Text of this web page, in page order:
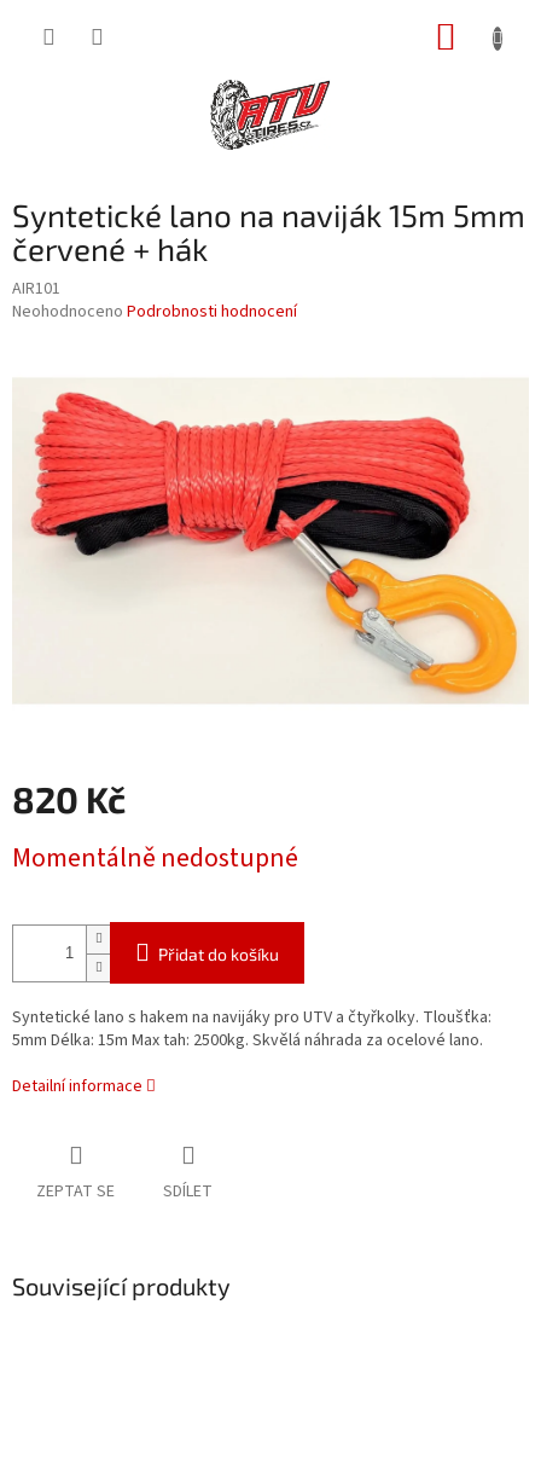
Syntetické lano na naviják 15m 5mm
červené + hák
AIR101
Průměrné
je
hvězdiček.
Neohodnoceno Podrobnosti hodnocení
820 Kč
cena:
Momentálně nedostupné
Přidat do košíku
Syntetické lano s hakem na navijáky pro UTV a čtyřkolky. Tloušťka:
5mm Délka: 15m Max tah: 2500kg. Skvělá náhrada za ocelové lano.
Detailní informace
ZEPTAT SE SDÍLET
Související produkty